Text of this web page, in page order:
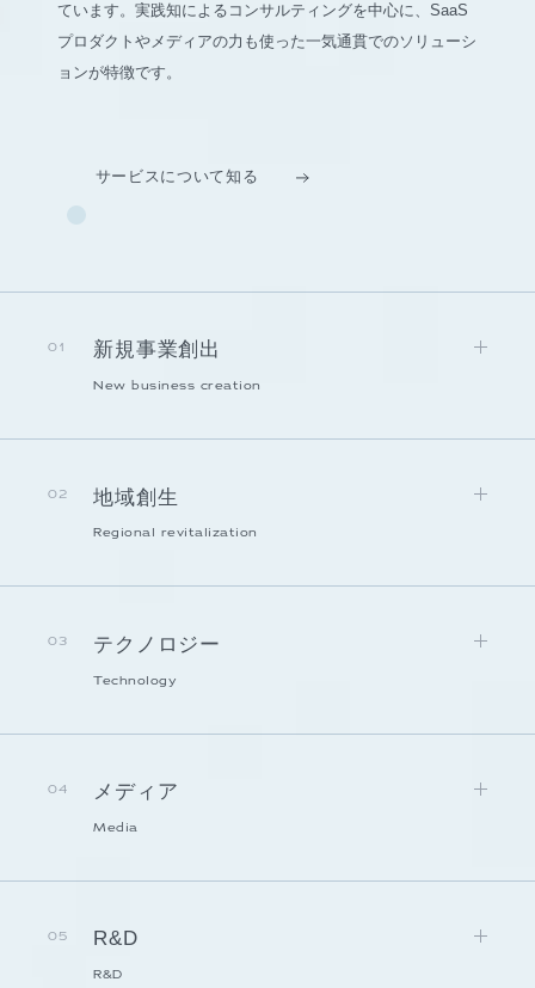
ています。実践知によるコンサルティングを中心に、SaaS
プロダクトやメディアの力も使った一気通貫でのソリューシ
ョンが特徴です。
サービスについて知る
01 新規事業創出
New business creation
02 地域創生
Regional revitalization
03 テクノロジー
Technology
04 メディア
Media
05 R&D
R&D